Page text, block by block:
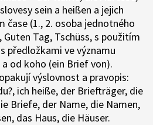
sein a heißen a jejich
čase (1., 2. osoba jednotného
Tag, Tschüss, s použitím
předložkami ve významu
od koho (ein Brief von).
výslovnost a pravopis:
ich heiße, der Briefträger, die
Briefe, der Name, die Namen,
das Haus, die Häuser.